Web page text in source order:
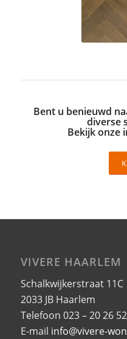
Bent u benieuwd
diverse
Bekijk onze
VIVERE HAARLEM
Schalkwijkerstraat 11C
2033 JB Haarlem
Telefoon 023 – 20 26
E-mail info@vivere-